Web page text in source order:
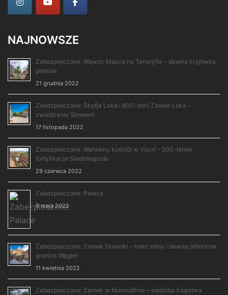
NAJNOWSZE
Zabezpieczone: Wąwóz Masca na Teneryfie – dawna kryjówka
piratów
21 grudnia 2022
Zabezpieczone: Škofja Loka i 800-letni Zamek Loka –
zwiedzanie Słowenii
17 listopada 2022
Zabezpieczone: Warowny kościół w Viscri – 500-letnie
fortyfikacje Siedmiogrodu
29 czerwca 2022
Zabezpieczone: Pałace
9 maja 2022
Zabezpieczone: Zamek Orawski – trakt solny i dawna północna
granica Węgier
11 kwietnia 2022
Zabezpieczone: Zamek w Niemodlinie – siedziba księstwa